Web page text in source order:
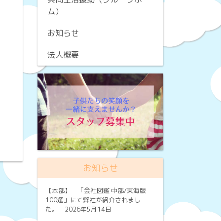
ム）
お知らせ
法人概要
お知らせ
【本部】
「会社図鑑 中部/東海版
100選」にて弊社が紹介されまし
た。 2026年5月14日